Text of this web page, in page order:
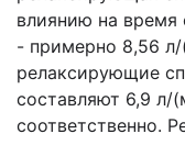
влиянию на время
- примерно 8,56
релаксирующие
составляют 6,9 л/
соответственно.